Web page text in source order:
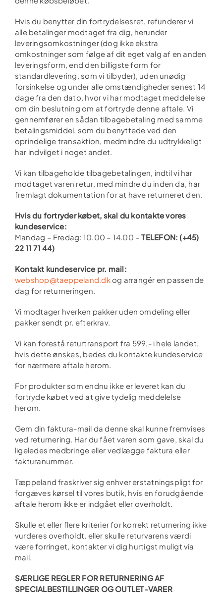
Hvis du benytter din fortrydelsesret, refunderer vi
alle betalinger modtaget fra dig, herunder
leveringsomkostninger (dog ikke ekstra
omkostninger som følge af dit eget valg af en anden
leveringsform, end den billigste form for
standardlevering, som vi tilbyder), uden unødig
forsinkelse og under alle omstændigheder senest 14
dage fra den dato, hvor vi har modtaget meddelelse
om din beslutning om at fortryde denne aftale. Vi
gennemfører en sådan tilbagebetaling med samme
betalingsmiddel, som du benyttede ved den
oprindelige transaktion, medmindre du udtrykkeligt
har indvilget i noget andet.
Vi kan tilbageholde tilbagebetalingen, indtil vi har
modtaget varen retur, med mindre du inden da, har
fremlagt dokumentation for at have returneret den.
Hvis du fortryder købet, skal du kontakte vores
kundeservice:
Mandag – Fredag: 10.00 – 14.00 – TELEFON: (+45)
22 11 71 44)
Kontakt kundeservice pr. mail:
webshop@taeppeland.dkog arrangér en passende
dag for returneringen.
Vi modtager hverken pakker uden omdeling eller
pakker sendt pr. efterkrav.
Vi kan forestå returtransport fra 599,- i hele landet,
hvis dette ønskes, bedes du kontakte kundeservice
for nærmere aftale herom.
For produkter som endnu ikke er leveret kan du
fortryde købet ved at give tydelig meddelelse
herom.
Gem din faktura-mail da denne skal kunne fremvises
ved returnering. Har du fået varen som gave, skal du
ligeledes medbringe eller vedlægge faktura eller
fakturanummer.
Tæppeland fraskriver sig enhver erstatningspligt for
forgæves kørsel til vores butik, hvis en forudgående
aftale herom ikke er indgået eller overholdt.
Skulle et eller flere kriterier for korrekt returnering ikke
vurderes overholdt, eller skulle returvarens værdi
være forringet, kontakter vi dig hurtigst muligt via
mail.
SÆRLIGE REGLER FOR RETURNERING AF
SPECIALBESTILLINGER OG OUTLET-VARER